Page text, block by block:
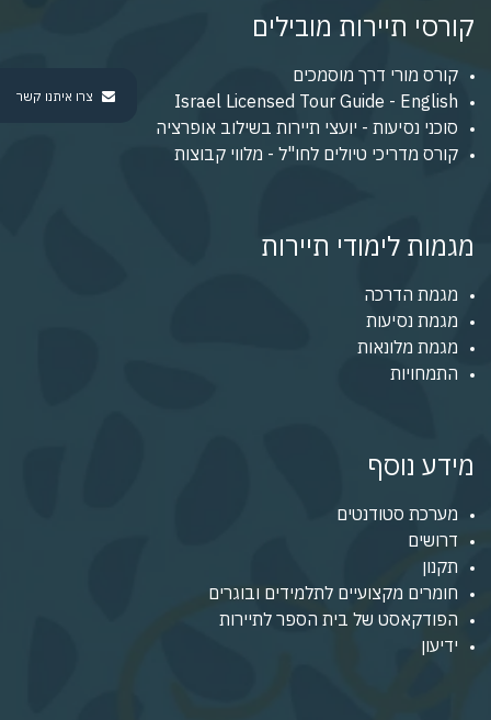
צרו איתנו קשר
קורסי תיירות מובילים
קורס מורי דרך מוסמכים
Israel Licensed Tour Guide - English
סוכני נסיעות - יועצי תיירות בשילוב אופרציה
קורס מדריכי טיולים לחו"ל - מלווי קבוצות
מגמות לימודי תיירות
מגמת הדרכה
מגמת נסיעות
מגמת מלונאות
התמחויות
מידע נוסף
מערכת סטודנטים
דרושים
תקנון
חומרים מקצועיים לתלמידים ובוגרים
הפודקאסט של בית הספר לתיירות
ידיעון